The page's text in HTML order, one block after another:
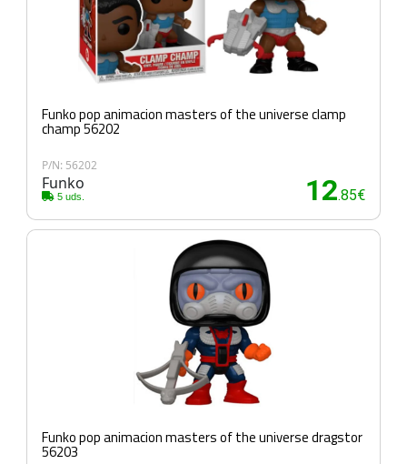
Funko pop animacion masters of the universe clamp
champ 56202
P/N: 56202
Funko
5 uds. 12.85€
Funko pop animacion masters of the universe dragstor
56203